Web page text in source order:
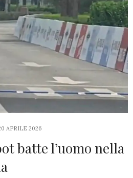
APRILE 2026
batte l’uomo nella